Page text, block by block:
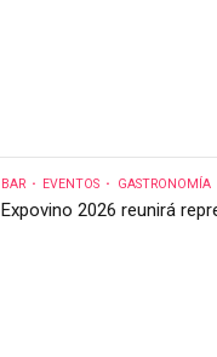
BAR EVENTOS GASTRONOMÍA
Expovino 2026 reunirá